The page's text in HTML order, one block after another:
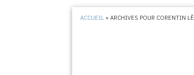
ACCUEIL »ARCHIVES POUR CORENTIN LÊ